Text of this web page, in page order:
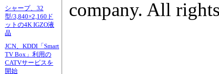
シャープ、32
型/3,840×2,160ド
ットの4K IGZO液
晶
JCN、KDDI「Smart
TV Box」利用の
CATVサービスを
開始
company. All